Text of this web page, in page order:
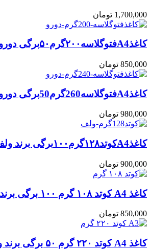
1,700,000 تومان
کاغذA4فتوگلاسه۲۰۰گرم۵۰برگی دورو
850,000 تومان
کاغذA4فتوگلاسه260گرم50برگی دورو
980,000 تومان
کاغذA4کوتد۱۲۸گرم۱۰۰برگی برند ولف
900,000 تومان
کاغذ A4 کوتد ۱۰۸ گرم ۱۰۰ برگی برند ولف
850,000 تومان
کاغذ A4 کوتد ۲۲۰ گرم ۵۰ برگی برند ولف